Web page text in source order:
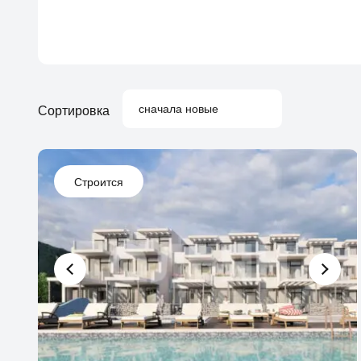
Сортировка сначала новые
Строится